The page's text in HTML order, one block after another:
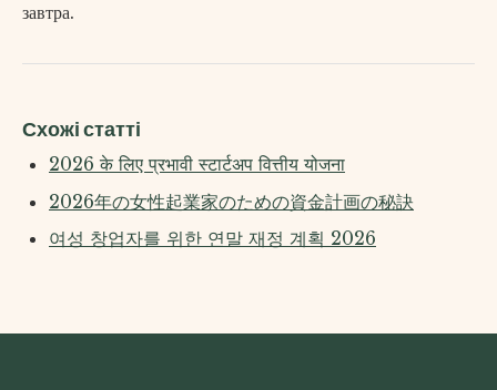
завтра.
Схожі статті
2026 के लिए प्रभावी स्टार्टअप वित्तीय योजना
2026年の女性起業家のための資金計画の秘訣
여성 창업자를 위한 연말 재정 계획 2026